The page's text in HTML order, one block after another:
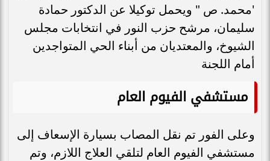
'محمد. ص " ويحمل توكيلا عن الدكتور حمادة
سليمان، مرشح حزب النور في انتخابات مجلس
الشيوخ، والمعتديان من أبناء الحي المتواجدين
أمام اللجنة
مستشفي الفيوم العام
وعلى الفور تم نقل المصاب بسيارة الإسعاف إلى
مستشفي الفيوم العام لتلقي العلاج اللازم، وتم